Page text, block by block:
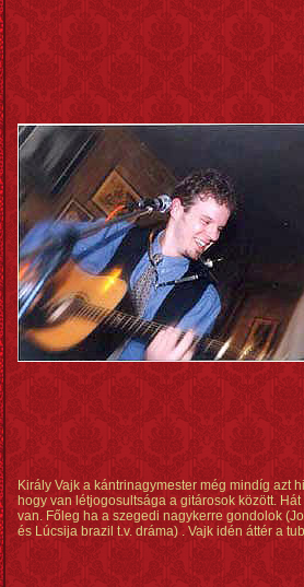
Király Vajk a kántrinagymester még mindíg azt
hogy van létjogosultsága a gitárosok között. Hát
van. Főleg ha a szegedi nagykerre gondolok
és Lúcsija brazil t.v. dráma) . Vajk idén áttér a